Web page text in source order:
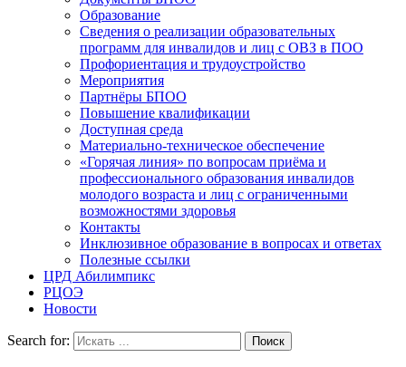
Образование
Сведения о реализации образовательных
программ для инвалидов и лиц с ОВЗ в ПОО
Профориентация и трудоустройство
Мероприятия
Партнёры БПОО
Повышение квалификации
Доступная среда
Материально-техническое обеспечение
«Горячая линия» по вопросам приёма и
профессионального образования инвалидов
молодого возраста и лиц с ограниченными
возможностями здоровья
Контакты
Инклюзивное образование в вопросах и ответах
Полезные ссылки
ЦРД Абилимпикс
РЦОЭ
Новости
Search for: